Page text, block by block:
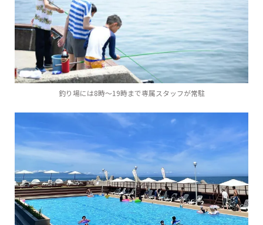
釣り場には8時～19時まで専属スタッフが常駐